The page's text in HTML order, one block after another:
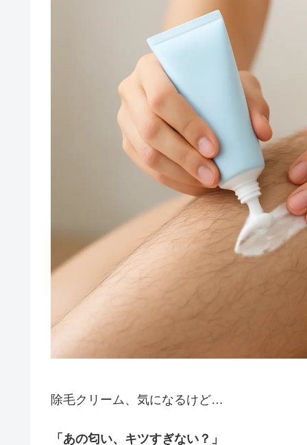
除毛クリーム、気になるけど…
「あの匂い、キツすぎない？」